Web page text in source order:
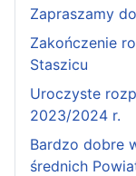
Zapraszamy
Zakończenie
Staszicu
Uroczyste
2023/2024 r.
Bardzo dobre
średnich